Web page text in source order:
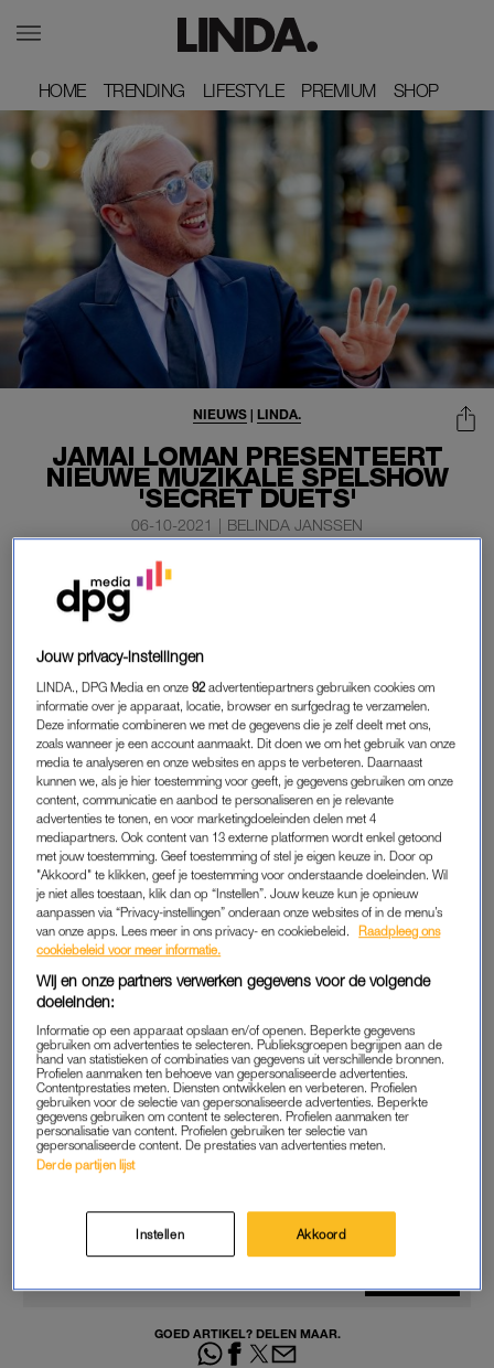
HOME
HOME TRENDING
TRENDING LIFESTYLE
LIFESTYLE PREMIUM
PREMIUM SHOP
SHOP
JAMAI LOMAN PRESENTEERT
NIEUWE MUZIKALE SPELSHOW
'SECRET DUETS'
NIEUWS | LINDA.
06-10-2021 | BELINDA JANSSEN
Eind dit jaar komt er weer een nieuwe muzikale
spelshow op de buis. In het programma ‘Secret Duets’
zingen. Alleen: ze weten ze niet om wie het gaat.
Jamai Loman gaat de show presenteren, meldt RTL 4.
SECRET DUETS
De gasten staan in het programma achter een muur te zingen.
De panelleden moeten op basis van de stem en verschillende
hints zien te raden wie hun zangpartner is. Het programma is
afgeleid van het format The Wall Duetdat in Thailand en
Vietnam een groot succes is.
“Toen ik gevraagd werd voor
na te denken”,zegt Jamai Loman. “Muziek is mijn grote
passie, dus ik zei direct ja! Ik verheug me enorm op dit nieuwe
programma. Het wordt een heerlijke muzikale familieshow,
boordevol mooie duetten, onverwachte twists en natuurlijk een
flinke dosis humor.” De eerste aflevering is op 30 december te
zien.
GOED ARTIKEL? DELEN MAAR.
Jouw privacy-instellingen
LINDA., DPG Media en onze92 advertentiepartners gebruiken cookies om
informatie over je apparaat, locatie, browser en surfgedrag te verzamelen.
Deze informatie combineren we met de gegevens die je zelf deelt met ons,
zoals wanneer je een account aanmaakt. Dit doen we om het gebruik van onze
media te analyseren en onze websites en apps te verbeteren. Daarnaast
kunnen we, als je hier toestemming voor geeft, je gegevens gebruiken om onze
content, communicatie en aanbod te personaliseren en je relevante
advertenties te tonen, en voor marketingdoeleinden delen met 4
mediapartners. Ook content van 13 externe platformen wordt enkel getoond
met jouw toestemming. Geef toestemming of stel je eigen keuze in. Door op
"Akkoord" te klikken, geef je toestemming voor onderstaande doeleinden. Wil
je niet alles toestaan, klik dan op “Instellen”. Jouw keuze kun je opnieuw
aanpassen via “Privacy-instellingen” onderaan onze websites of in de menu’s
van onze apps. Lees meer in ons privacy- en cookiebeleid.
Raadpleeg ons
cookiebeleid voor meer informatie.
Wij en onze partners verwerken gegevens voor de volgende
doeleinden:
Informatie op een apparaat opslaan en/of openen. Beperkte gegevens
gebruiken om advertenties te selecteren. Publieksgroepen begrijpen aan de
hand van statistieken of combinaties van gegevens uit verschillende bronnen.
Profielen aanmaken ten behoeve van gepersonaliseerde advertenties.
Contentprestaties meten. Diensten ontwikkelen en verbeteren. Profielen
gebruiken voor de selectie van gepersonaliseerde advertenties. Beperkte
gegevens gebruiken om content te selecteren. Profielen aanmaken ter
personalisatie van content. Profielen gebruiken ter selectie van
gepersonaliseerde content. De prestaties van advertenties meten.
Derde partijen lijst
Instellen Akkoord